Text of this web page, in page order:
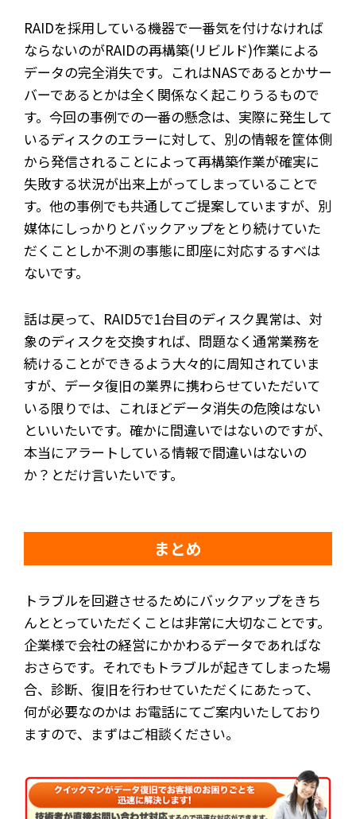
RAIDを採用している機器で一番気を付けなければ
ならないのがRAIDの再構築(リビルド)作業による
データの完全消失です。これはNASであるとかサー
バーであるとかは全く関係なく起こりうるもので
す。今回の事例での一番の懸念は、実際に発生して
いるディスクのエラーに対して、別の情報を筐体側
から発信されることによって再構築作業が確実に
失敗する状況が出来上がってしまっていることで
す。他の事例でも共通してご提案していますが、別
媒体にしっかりとバックアップをとり続けていた
だくことしか不測の事態に即座に対応するすべは
ないです。
話は戻って、RAID5で1台目のディスク異常は、対
象のディスクを交換すれば、問題なく通常業務を
続けることができるよう大々的に周知されていま
すが、データ復旧の業界に携わらせていただいて
いる限りでは、これほどデータ消失の危険はない
といいたいです。確かに間違いではないのですが、
本当にアラートしている情報で間違いはないの
か？とだけ言いたいです。
まとめ
トラブルを回避させるためにバックアップをきち
んととっていただくことは非常に大切なことです。
企業様で会社の経営にかかわるデータであればな
おさらです。それでもトラブルが起きてしまった場
合、診断、復旧を行わせていただくにあたって、
何が必要なのかは お電話にてご案内いたしており
ますので、まずはご相談ください。